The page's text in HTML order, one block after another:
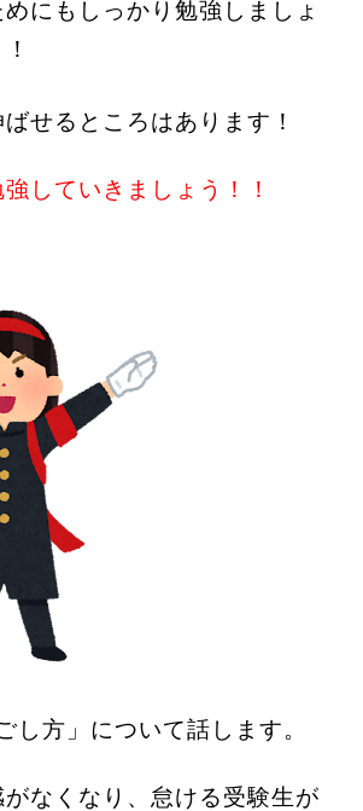
にもしっかり勉強しましょ
せるところはあります！
していきましょう！！
方」について話します。
なくなり、怠ける受験生が